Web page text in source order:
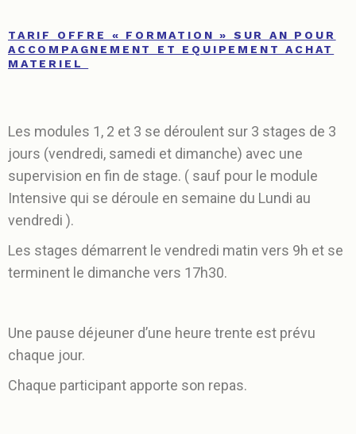
TARIF OFFRE « FORMATION » SUR AN POUR
ACCOMPAGNEMENT ET EQUIPEMENT ACHAT
MATERIEL
Les modules 1, 2 et 3 se déroulent sur 3 stages de 3
jours (vendredi, samedi et dimanche) avec une
supervision en fin de stage. ( sauf pour le module
Intensive qui se déroule en semaine du Lundi au
vendredi ).
Les stages démarrent le vendredi matin vers 9h et se
terminent le dimanche vers 17h30.
Une pause déjeuner d’une heure trente est prévu
chaque jour.
Chaque participant apporte son repas.